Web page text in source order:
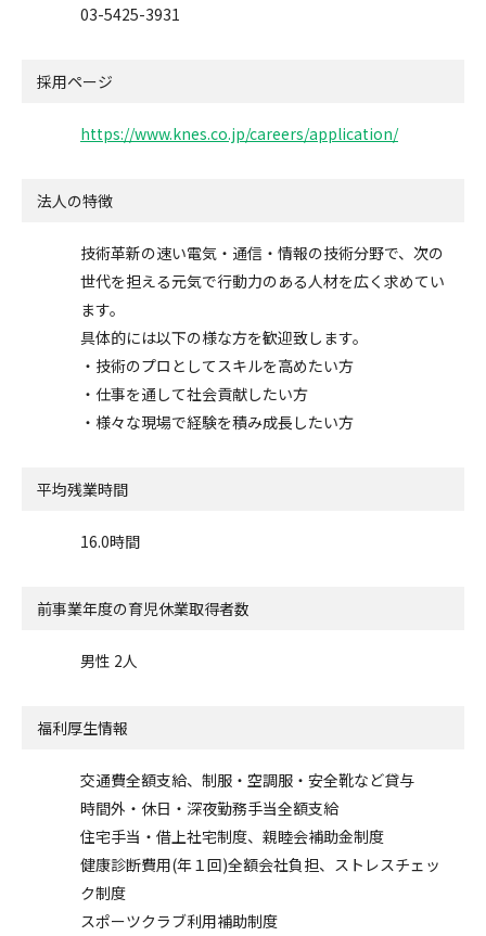
03-5425-3931
採用ページ
https://www.knes.co.jp/careers/application/
法人の特徴
技術革新の速い電気・通信・情報の技術分野で、次の
世代を担える元気で行動力のある人材を広く求めてい
ます。
具体的には以下の様な方を歓迎致します。
・技術のプロとしてスキルを高めたい方
・仕事を通して社会貢献したい方
・様々な現場で経験を積み成長したい方
平均残業時間
16.0時間
前事業年度の育児休業取得者数
男性 2人
福利厚生情報
交通費全額支給、制服・空調服・安全靴など貸与
時間外・休日・深夜勤務手当全額支給
住宅手当・借上社宅制度、親睦会補助金制度
健康診断費用(年１回)全額会社負担、ストレスチェッ
ク制度
スポーツクラブ利用補助制度